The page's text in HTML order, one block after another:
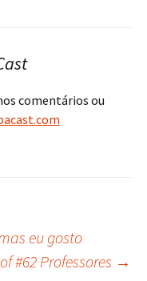
comentários ou
eu gosto
#62 Professores →